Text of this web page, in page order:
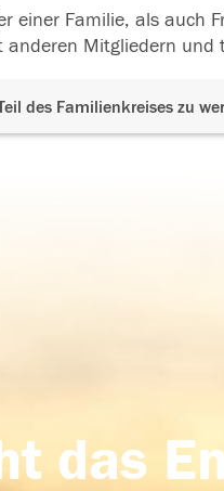
einer Familie, als auch
Mitgliedern
des Familienkreises zu
das